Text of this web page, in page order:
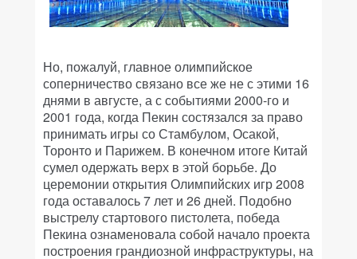
Но, пожалуй, главное олимпийское
соперничество связано все же не с этими 16
днями в августе, а с событиями 2000-го и
2001 года, когда Пекин состязался за право
принимать игры со Стамбулом, Осакой,
Торонто и Парижем. В конечном итоге Китай
сумел одержать верх в этой борьбе. До
церемонии открытия Олимпийских игр 2008
года оставалось 7 лет и 26 дней. Подобно
выстрелу стартового пистолета, победа
Пекина ознаменовала собой начало проекта
построения грандиозной инфраструктуры, на